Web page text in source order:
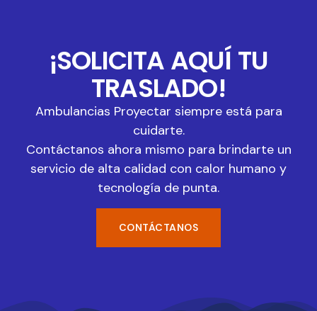
¡SOLICITA AQUÍ TU
TRASLADO!
Ambulancias Proyectar siempre está para
cuidarte.
Contáctanos ahora mismo para brindarte un
servicio de alta calidad con calor humano y
tecnología de punta.
CONTÁCTANOS